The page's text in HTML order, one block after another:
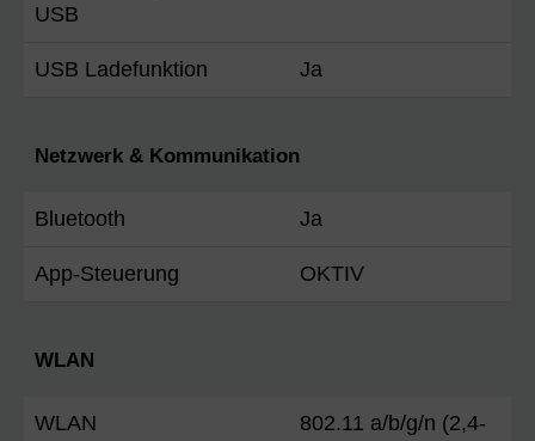
USB
USB Ladefunktion Ja
Netzwerk & Kommunikation
Bluetooth Ja
App-Steuerung OKTIV
WLAN
WLAN
802.11 a/b/g/n (2,4-